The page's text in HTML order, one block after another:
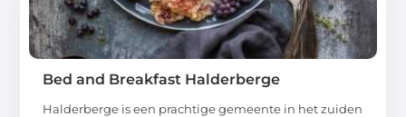
Bed and Breakfast Halderberge
Halderberge is een prachtige gemeente in het zuiden